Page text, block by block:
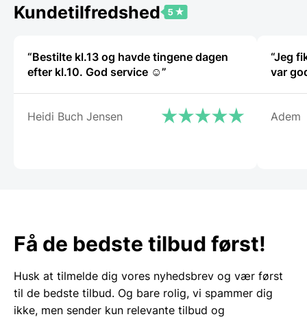
Mulighederne
varesiden
Kundetilfredshed
“Bestilte kl.13 og havde tingene dagen
efter kl.10. God service ☺”
Heidi Buch Jensen
“Jeg
var
Adem
Få de bedste tilbud først!
Husk at tilmelde dig vores nyhedsbrev og vær først
til de bedste tilbud. Og bare rolig, vi spammer dig
ikke, men sender kun relevante tilbud og